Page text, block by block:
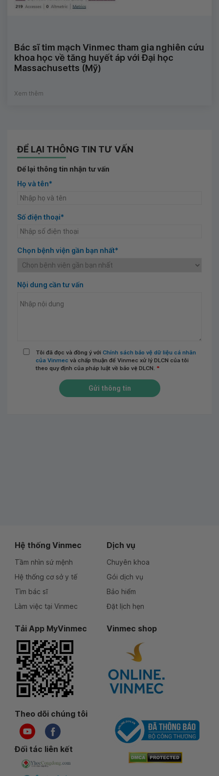
Bác sĩ tim mạch Vinmec tham gia nghiên cứu
khoa học về tăng huyết áp với Đại học
Massachusetts (Mỹ)
Xem thêm
ĐỂ LẠI THÔNG TIN TƯ VẤN
Để lại thông tin nhận tư vấn
Họ và tên*
Số điện thoại*
Chọn bệnh viện gần bạn nhất*
Nội dung cần tư vấn
Tôi đã đọc và đồng ý với Chính sách bảo vệ dữ liệu cá nhân
của Vinmec và chấp thuận để Vinmec xử lý DLCN của tôi
theo quy định của pháp luật về bảo vệ DLCN. *
Gửi thông tin
Hệ thống Vinmec
Tầm nhìn sứ mệnh
Hệ thống cơ sở y tế
Tìm bác sĩ
Làm việc tại Vinmec
Dịch vụ
Chuyên khoa
Gói dịch vụ
Bảo hiểm
Đặt lịch hẹn
Tải App MyVinmec Vinmec shop
Theo dõi chúng tôi
Đối tác liên kết